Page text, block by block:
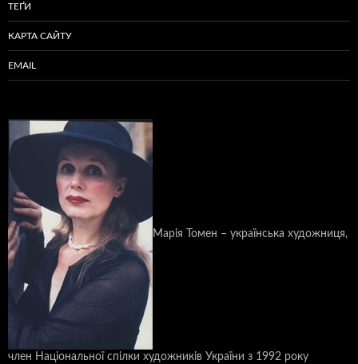
ТЕҐИ
КАРТА САЙТУ
EMAIL
Марія Томен – українська художниця,
член Національної спілки художників України з 1992 року